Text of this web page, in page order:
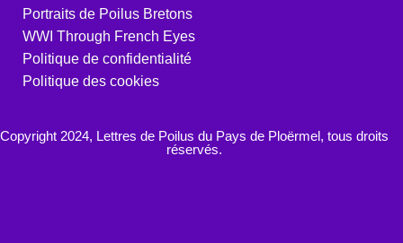
Portraits de Poilus Bretons
WWI Through French Eyes
Politique de confidentialité
Politique des cookies
Copyright 2024, Lettres de Poilus du Pays de Ploërmel, tous droits
réservés.